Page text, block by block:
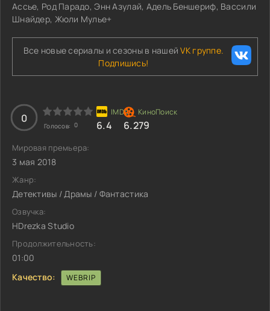
Ассье, Род Парадо, Энн Азулай, Адель Беншериф, Вассили
Шнайдер, Жюли Мулье+
Все новые сериалы и сезоны в нашейVK группе.
Подпишись!
0
Голосов: 0 6.4 6.279
Мировая премьера:
3 мая 2018
Жанр:
Детективы / Драмы / Фантастика
Озвучка:
HDrezka Studio
Продолжительность:
01:00
Качество:
WEBRIP